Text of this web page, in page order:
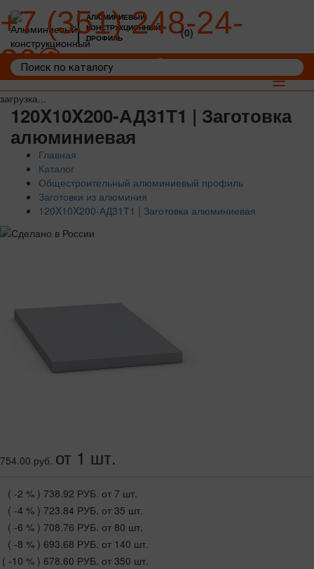
загрузка...
АЛЮМИНИЕВЫЙ
КОНСТРУКЦИОННЫЙ
ПРОФИЛЬ
+7 (351) 248-24-
36
(0)
Toggle
120X10X200-АД31Т1 | Заготовка
алюминиевая
Главная
Каталог
Общестроительный алюминиевый профиль
Заготовки из алюминия
120X10X200-АД31Т1 | Заготовка алюминиевая
754.00 руб. от 1 шт.
( -2 % ) 738.92 РУБ. от 7 шт.
( -4 % ) 723.84 РУБ. от 35 шт.
( -6 % ) 708.76 РУБ. от 80 шт.
( -8 % ) 693.68 РУБ. от 140 шт.
( -10 % ) 678.60 РУБ. от 350 шт.